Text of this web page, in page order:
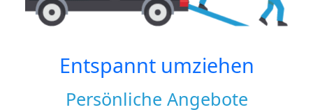
Entspannt umziehen
Persönliche Angebote